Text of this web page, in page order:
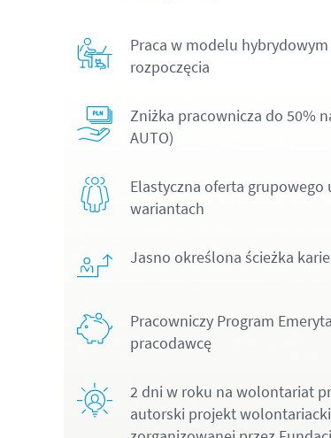
Praca w modelu
rozpoczęcia
Zniżka pracownicza do 50%
AUTO)
Elastyczna oferta grupowego
wariantach
Jasno określona ścieżka
Pracowniczy Program
pracodawcę
2 dni w roku na wolontariat
autorski projekt